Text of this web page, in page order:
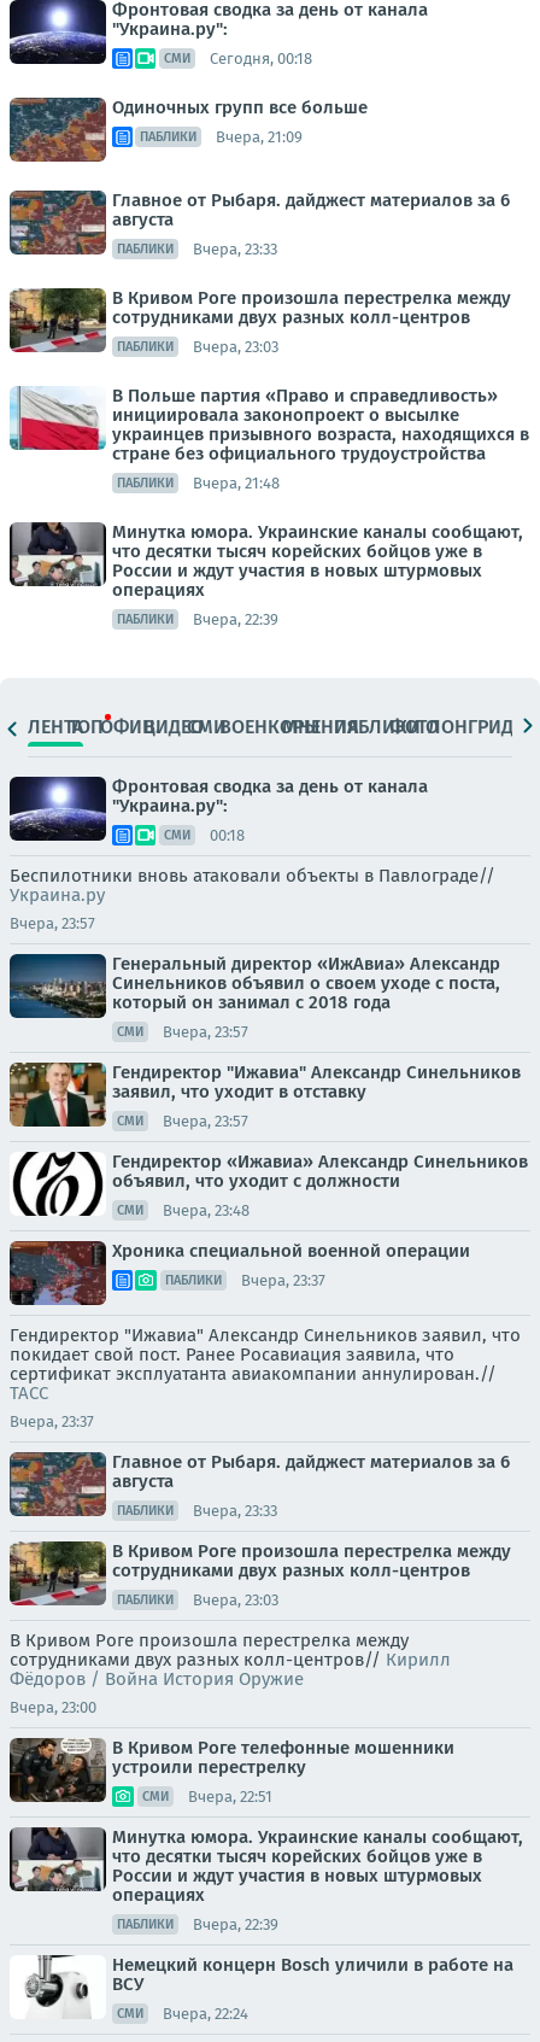
Фронтовая сводка за день от канала
"Украина.ру":
СМИ Сегодня, 00:18
Одиночных групп все больше
ПАБЛИКИ Вчера, 21:09
Главное от Рыбаря. дайджест материалов за 6
августа
ПАБЛИКИ Вчера, 23:33
В Кривом Роге произошла перестрелка между
сотрудниками двух разных колл-центров
ПАБЛИКИ Вчера, 23:03
В Польше партия «Право и справедливость»
инициировала законопроект о высылке
украинцев призывного возраста, находящихся в
стране без официального трудоустройства
ПАБЛИКИ Вчера, 21:48
Минутка юмора. Украинские каналы сообщают,
что десятки тысяч корейских бойцов уже в
России и ждут участия в новых штурмовых
операциях
ПАБЛИКИ Вчера, 22:39
ЛЕНТАТОПОФИЦ.ВИДЕОСМИВОЕНКОРЫМНЕНИЯПАБЛИКИ
ФОТОЛОНГРИДЫ
Фронтовая сводка за день от канала
"Украина.ру":
СМИ 00:18
Беспилотники вновь атаковали объекты в Павлограде//
Украина.ру
Вчера, 23:57
Генеральный директор «ИжАвиа» Александр
Синельников объявил о своем уходе с поста,
который он занимал с 2018 года
СМИ Вчера, 23:57
Гендиректор "Ижавиа" Александр Синельников
заявил, что уходит в отставку
СМИ Вчера, 23:57
Гендиректор «Ижавиа» Александр Синельников
объявил, что уходит с должности
СМИ Вчера, 23:48
Хроника специальной военной операции
ПАБЛИКИ Вчера, 23:37
Гендиректор "Ижавиа" Александр Синельников заявил, что
покидает свой пост. Ранее Росавиация заявила, что
сертификат эксплуатанта авиакомпании аннулирован.//
ТАСС
Вчера, 23:37
Главное от Рыбаря. дайджест материалов за 6
августа
ПАБЛИКИ Вчера, 23:33
В Кривом Роге произошла перестрелка между
сотрудниками двух разных колл-центров
ПАБЛИКИ Вчера, 23:03
В Кривом Роге произошла перестрелка между
сотрудниками двух разных колл-центров// Кирилл
Фёдоров / Война История Оружие
Вчера, 23:00
В Кривом Роге телефонные мошенники
устроили перестрелку
СМИ Вчера, 22:51
Минутка юмора. Украинские каналы сообщают,
что десятки тысяч корейских бойцов уже в
России и ждут участия в новых штурмовых
операциях
ПАБЛИКИ Вчера, 22:39
Немецкий концерн Bosch уличили в работе на
ВСУ
СМИ Вчера, 22:24